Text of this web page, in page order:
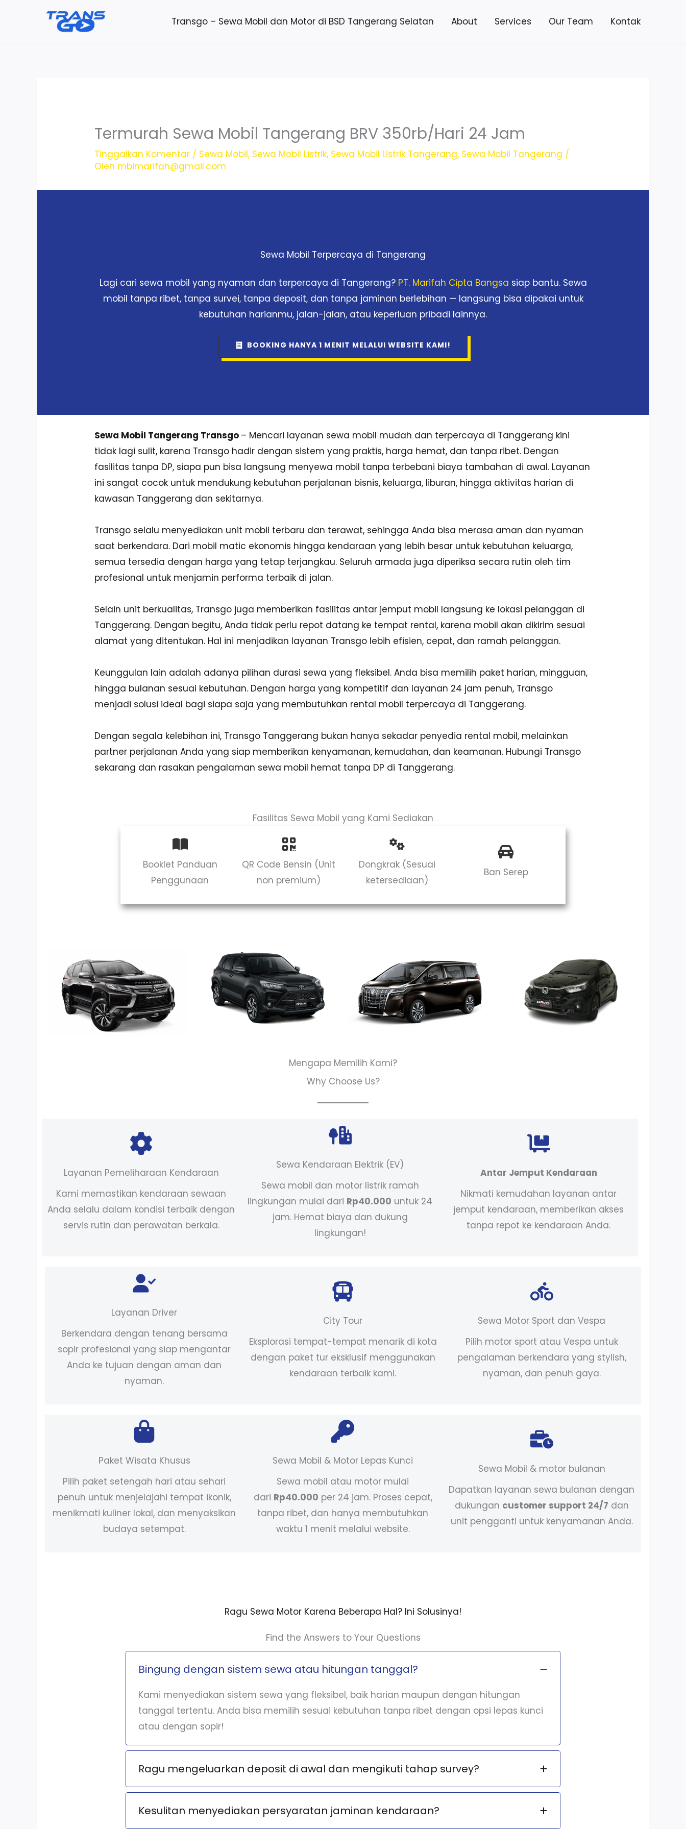
Transgo – Sewa Mobil dan Motor di BSD Tangerang Selatan About Services Our Team Kontak
Termurah Sewa Mobil Tangerang BRV 350rb/Hari 24 Jam
Tinggalkan Komentar / Sewa Mobil, Sewa Mobil Listrik, Sewa Mobil Listrik Tangerang, Sewa Mobil Tangerang /
Oleh mbimarifah@gmail.com
Sewa Mobil Terpercaya di Tangerang
Lagi cari sewa mobil yang nyaman dan terpercaya di Tangerang? PT. Marifah Cipta Bangsa siap bantu. Sewa
mobil tanpa ribet, tanpa survei, tanpa deposit, dan tanpa jaminan berlebihan — langsung bisa dipakai untuk
kebutuhan harianmu, jalan-jalan, atau keperluan pribadi lainnya.
BOOKING HANYA 1 MENIT MELALUI WEBSITE KAMI!
Sewa Mobil Tangerang Transgo – Mencari layanan sewa mobil mudah dan terpercaya di Tanggerang kini
tidak lagi sulit, karena Transgo hadir dengan sistem yang praktis, harga hemat, dan tanpa ribet. Dengan
fasilitas tanpa DP, siapa pun bisa langsung menyewa mobil tanpa terbebani biaya tambahan di awal. Layanan
ini sangat cocok untuk mendukung kebutuhan perjalanan bisnis, keluarga, liburan, hingga aktivitas harian di
kawasan Tanggerang dan sekitarnya.
Transgo selalu menyediakan unit mobil terbaru dan terawat, sehingga Anda bisa merasa aman dan nyaman
saat berkendara. Dari mobil matic ekonomis hingga kendaraan yang lebih besar untuk kebutuhan keluarga,
semua tersedia dengan harga yang tetap terjangkau. Seluruh armada juga diperiksa secara rutin oleh tim
profesional untuk menjamin performa terbaik di jalan.
Selain unit berkualitas, Transgo juga memberikan fasilitas antar jemput mobil langsung ke lokasi pelanggan di
Tanggerang. Dengan begitu, Anda tidak perlu repot datang ke tempat rental, karena mobil akan dikirim sesuai
alamat yang ditentukan. Hal ini menjadikan layanan Transgo lebih efisien, cepat, dan ramah pelanggan.
Keunggulan lain adalah adanya pilihan durasi sewa yang fleksibel. Anda bisa memilih paket harian, mingguan,
hingga bulanan sesuai kebutuhan. Dengan harga yang kompetitif dan layanan 24 jam penuh, Transgo
menjadi solusi ideal bagi siapa saja yang membutuhkan rental mobil terpercaya di Tanggerang.
Dengan segala kelebihan ini, Transgo Tanggerang bukan hanya sekadar penyedia rental mobil, melainkan
partner perjalanan Anda yang siap memberikan kenyamanan, kemudahan, dan keamanan. Hubungi Transgo
sekarang dan rasakan pengalaman sewa mobil hemat tanpa DP di Tanggerang.
Fasilitas Sewa Mobil yang Kami Sediakan
Booklet Panduan
Penggunaan
QR Code Bensin (Unit
non premium)
Dongkrak (Sesuai
ketersediaan)
Ban Serep
Mengapa Memilih Kami?
Why Choose Us?
Layanan Pemeliharaan Kendaraan
Kami memastikan kendaraan sewaan
Anda selalu dalam kondisi terbaik dengan
servis rutin dan perawatan berkala.
Sewa Kendaraan Elektrik (EV)
Sewa mobil dan motor listrik ramah
lingkungan mulai dari Rp40.000 untuk 24
jam. Hemat biaya dan dukung
lingkungan!
Antar Jemput Kendaraan
Nikmati kemudahan layanan antar
jemput kendaraan, memberikan akses
tanpa repot ke kendaraan Anda.
Layanan Driver
Berkendara dengan tenang bersama
sopir profesional yang siap mengantar
Anda ke tujuan dengan aman dan
nyaman.
City Tour
Eksplorasi tempat-tempat menarik di kota
dengan paket tur eksklusif menggunakan
kendaraan terbaik kami.
Sewa Motor Sport dan Vespa
Pilih motor sport atau Vespa untuk
pengalaman berkendara yang stylish,
nyaman, dan penuh gaya.
Paket Wisata Khusus
Pilih paket setengah hari atau sehari
penuh untuk menjelajahi tempat ikonik,
menikmati kuliner lokal, dan menyaksikan
budaya setempat.
Sewa Mobil & Motor Lepas Kunci
Sewa mobil atau motor mulai
dari Rp40.000 per 24 jam. Proses cepat,
tanpa ribet, dan hanya membutuhkan
waktu 1 menit melalui website.
Sewa Mobil & motor bulanan
Dapatkan layanan sewa bulanan dengan
dukungan customer support 24/7 dan
unit pengganti untuk kenyamanan Anda.
Ragu Sewa Motor Karena Beberapa Hal? Ini Solusinya!
Find the Answers to Your Questions
Bingung dengan sistem sewa atau hitungan tanggal?
Kami menyediakan sistem sewa yang fleksibel, baik harian maupun dengan hitungan
tanggal tertentu. Anda bisa memilih sesuai kebutuhan tanpa ribet dengan opsi lepas kunci
atau dengan sopir!
Ragu mengeluarkan deposit di awal dan mengikuti tahap survey?
Kesulitan menyediakan persyaratan jaminan kendaraan?